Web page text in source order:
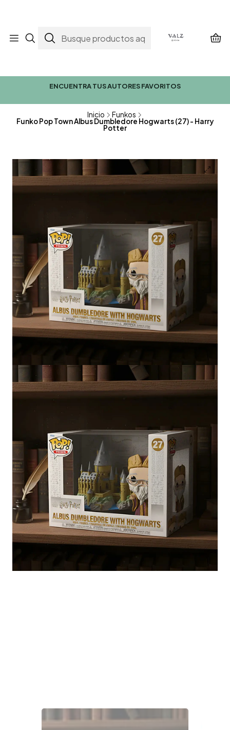
ENCUENTRA TUS AUTORES FAVORITOS
Inicio Funkos
Funko Pop Town Albus Dumbledore Hogwarts (27) - Harry
Potter